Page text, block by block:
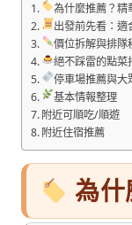
為什麼推薦？精
出發前先看：適
價位拆解與排隊
絕不踩雷的點菜
停車場推薦與大
基本情報整理
附近可順吃/順遊
附近住宿推薦
為